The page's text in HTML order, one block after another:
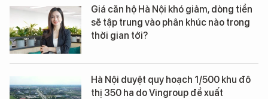
Giá căn hộ Hà Nội khó giảm, dòng tiền
sẽ tập trung vào phân khúc nào trong
thời gian tới?
Hà Nội duyệt quy hoạch 1/500 khu đô
thị 350 ha do Vingroup đề xuất